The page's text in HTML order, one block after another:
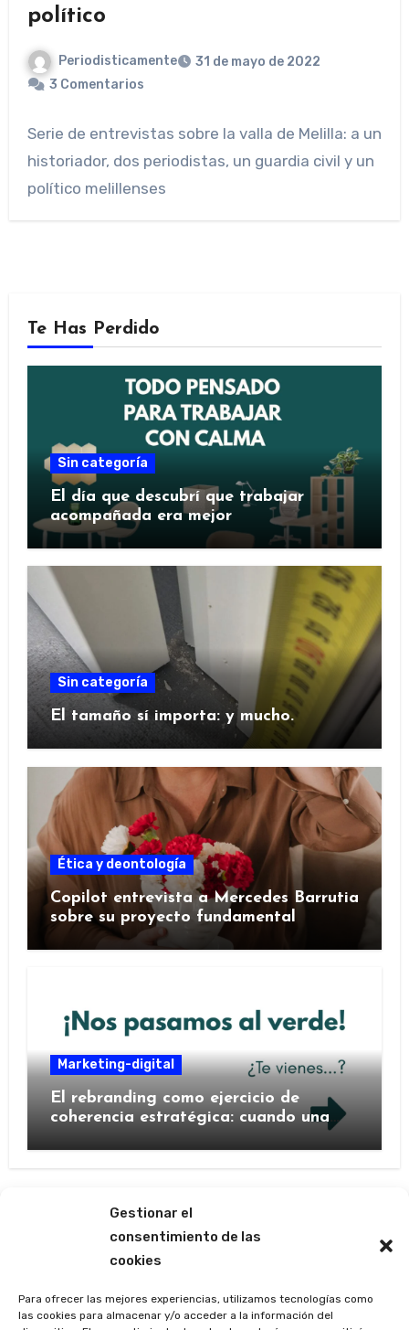
Gestionar el
consentimiento de las
cookies
Para ofrecer las mejores experiencias, utilizamos tecnologías como
las cookies para almacenar y/o acceder a la información del
político
Periodisticamente
31 de mayo de 2022
3 Comentarios
Serie de entrevistas sobre la valla de Melilla: a un
historiador, dos periodistas, un guardia civil y un
político melillenses
Te Has Perdido
Sin categoría
El día que descubrí que trabajar
acompañada era mejor
Sin categoría
El tamaño sí importa: y mucho.
Ética y deontología
Copilot entrevista a Mercedes Barrutia
sobre su proyecto fundamental
Marketing-digital
El rebranding como ejercicio de
coherencia estratégica: cuando una
Las ágoras de Mercedes
Barrutia